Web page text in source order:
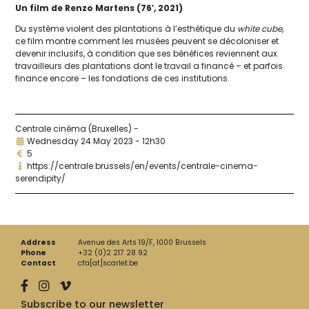
Un film de Renzo Martens (76′, 2021)
Du sys­tème violent des plan­ta­tions à l’es­thé­tique du white cube,
ce film montre com­ment les musées peuvent se déco­lo­ni­ser et
deve­nir inclu­sifs, à condi­tion que ses béné­fices reviennent aux
tra­vailleurs des plan­ta­tions dont le tra­vail a finan­cé – et par­fois
finance encore – les fon­da­tions de ces institutions.
Centrale cinéma (Bruxelles) -
Wednesday 24 May 2023 - 12h30
5
https://centrale.brussels/en/events/centrale-cinema-
serendipity/
Address
Avenue des Arts 19/F, 1000 Brussels
Phone
+32 (0)2 217 28 92
Contact
cfa[at]scarlet.be
Subscribe to our newsletter